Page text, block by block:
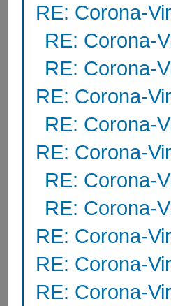
RE: Corona-
RE: Corona-
RE: Corona-
RE: Corona-
RE: Corona-
RE: Corona-
RE: Corona-
RE: Corona-
RE: Corona-
RE: Corona-
RE: Corona-